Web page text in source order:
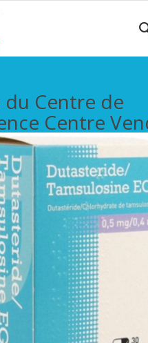
Centre de
Centre